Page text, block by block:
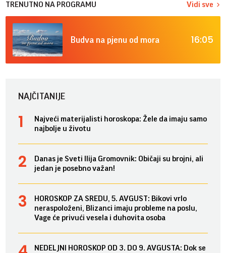
TRENUTNO NA PROGRAMU Vidi sve
Budva na pjenu od mora 16:05
NAJČITANIJE
Najveći materijalisti horoskopa: Žele da imaju samo
najbolje u životu
Danas je Sveti Ilija Gromovnik: Običaji su brojni, ali
jedan je posebno važan!
HOROSKOP ZA SREDU, 5. AVGUST: Bikovi vrlo
neraspoloženi, Blizanci imaju probleme na poslu,
Vage će privući vesela i duhovita osoba
NEDELJNI HOROSKOP OD 3. DO 9. AVGUSTA: Dok se